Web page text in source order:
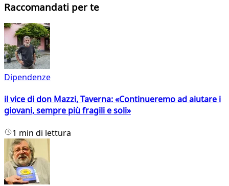
Raccomandati per te
Dipendenze
il vice di don Mazzi, Taverna: «Continueremo ad aiutare i
giovani, sempre più fragili e soli»
1 min di lettura